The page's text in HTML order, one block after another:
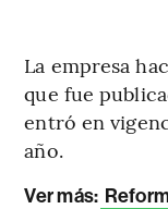
La empresa
que fue
entró en
año.
Ver más: